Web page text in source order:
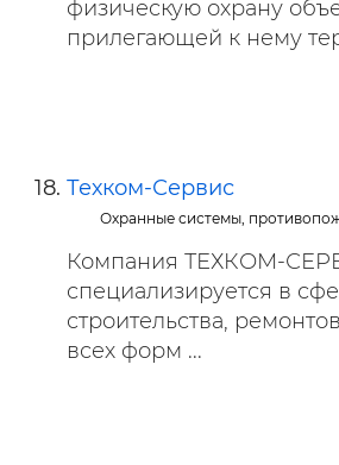
физическую охрану
прилегающей к нему
Техком-Сервис
Охранные системы,
Компания ТЕХКОМ-
специализируется в
строительства,
всех форм ...